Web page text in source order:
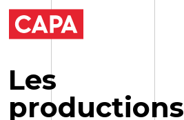
Les
productions